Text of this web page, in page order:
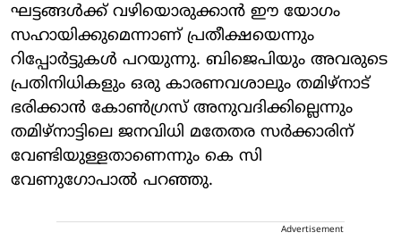
ഘട്ടങ്ങൾക്ക് വഴിയൊരുക്കാൻ ഈ യോഗം
സഹായിക്കുമെന്നാണ് പ്രതീക്ഷയെന്നും
റിപ്പോർട്ടുകൾ പറയുന്നു. ബിജെപിയും അവരുടെ
പ്രതിനിധികളും ഒരു കാരണവശാലും തമിഴ്നാട്
ഭരിക്കാൻ കോൺഗ്രസ് അനുവദിക്കില്ലെന്നും
തമിഴ്നാട്ടിലെ ജനവിധി മതേതര സർക്കാരിന്
വേണ്ടിയുള്ളതാണെന്നും കെ സി
വേണുഗോപാൽ പറഞ്ഞു.
Advertisement